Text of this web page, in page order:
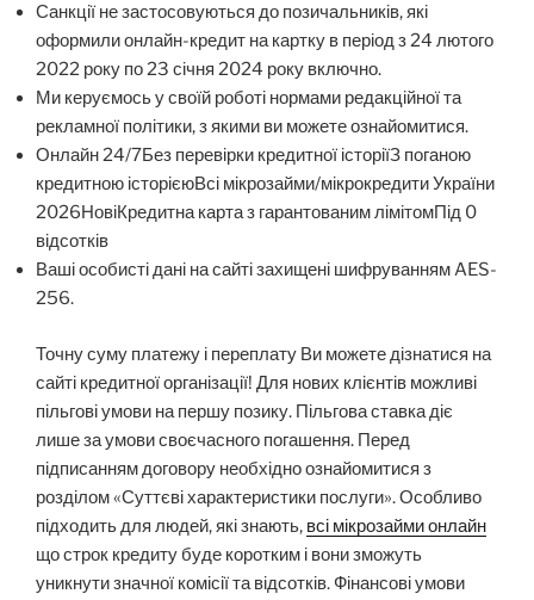
Санкції не застосовуються до позичальників, які
оформили онлайн-кредит на картку в період з 24 лютого
2022 року по 23 січня 2024 року включно.
Ми керуємось у своїй роботі нормами редакційної та
рекламної політики, з якими ви можете ознайомитися.
Онлайн 24/7Без перевірки кредитної історіїЗ поганою
кредитною історієюВсі мікрозайми/мікрокредити України
2026НовіКредитна карта з гарантованим лімітомПід 0
відсотків
Ваші особисті дані на сайті захищені шифруванням AES-
256.
Точну суму платежу і переплату Ви можете дізнатися на
сайті кредитної організації! Для нових клієнтів можливі
пільгові умови на першу позику. Пільгова ставка діє
лише за умови своєчасного погашення. Перед
підписанням договору необхідно ознайомитися з
розділом «Суттєві характеристики послуги». Особливо
підходить для людей, які знають, всі мікрозайми онлайн
що строк кредиту буде коротким і вони зможуть
уникнути значної комісії та відсотків. Фінансові умови